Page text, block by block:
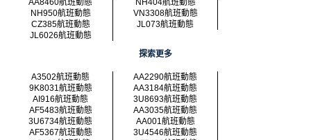
AA8460航班動態
NH404航班動態
NH950航班動態
VN3308航班動態
CZ385航班動態
JL073航班動態
JL6026航班動態
探索更多
A3502航班動態
AA2290航班動態
9K8031航班動態
AA3184航班動態
AI916航班動態
3U8693航班動態
AF5483航班動態
AA3035航班動態
3U6734航班動態
AA001航班動態
AF5367航班動態
3U4546航班動態